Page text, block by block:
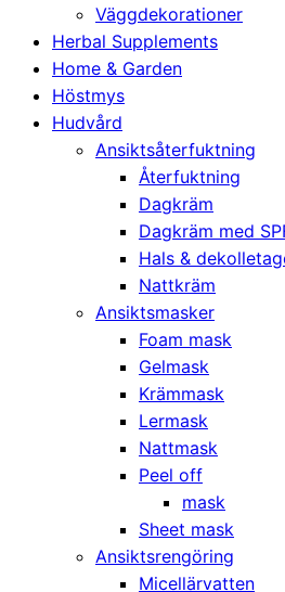
Väggdekorationer
Herbal Supplements
Home & Garden
Höstmys
Hudvård
Ansiktsåterfuktning
Återfuktning
Dagkräm
Dagkräm med
Hals &
Nattkräm
Ansiktsmasker
Foam mask
Gelmask
Krämmask
Lermask
Nattmask
Peel off
mask
Sheet mask
Ansiktsrengöring
Micellärvatten